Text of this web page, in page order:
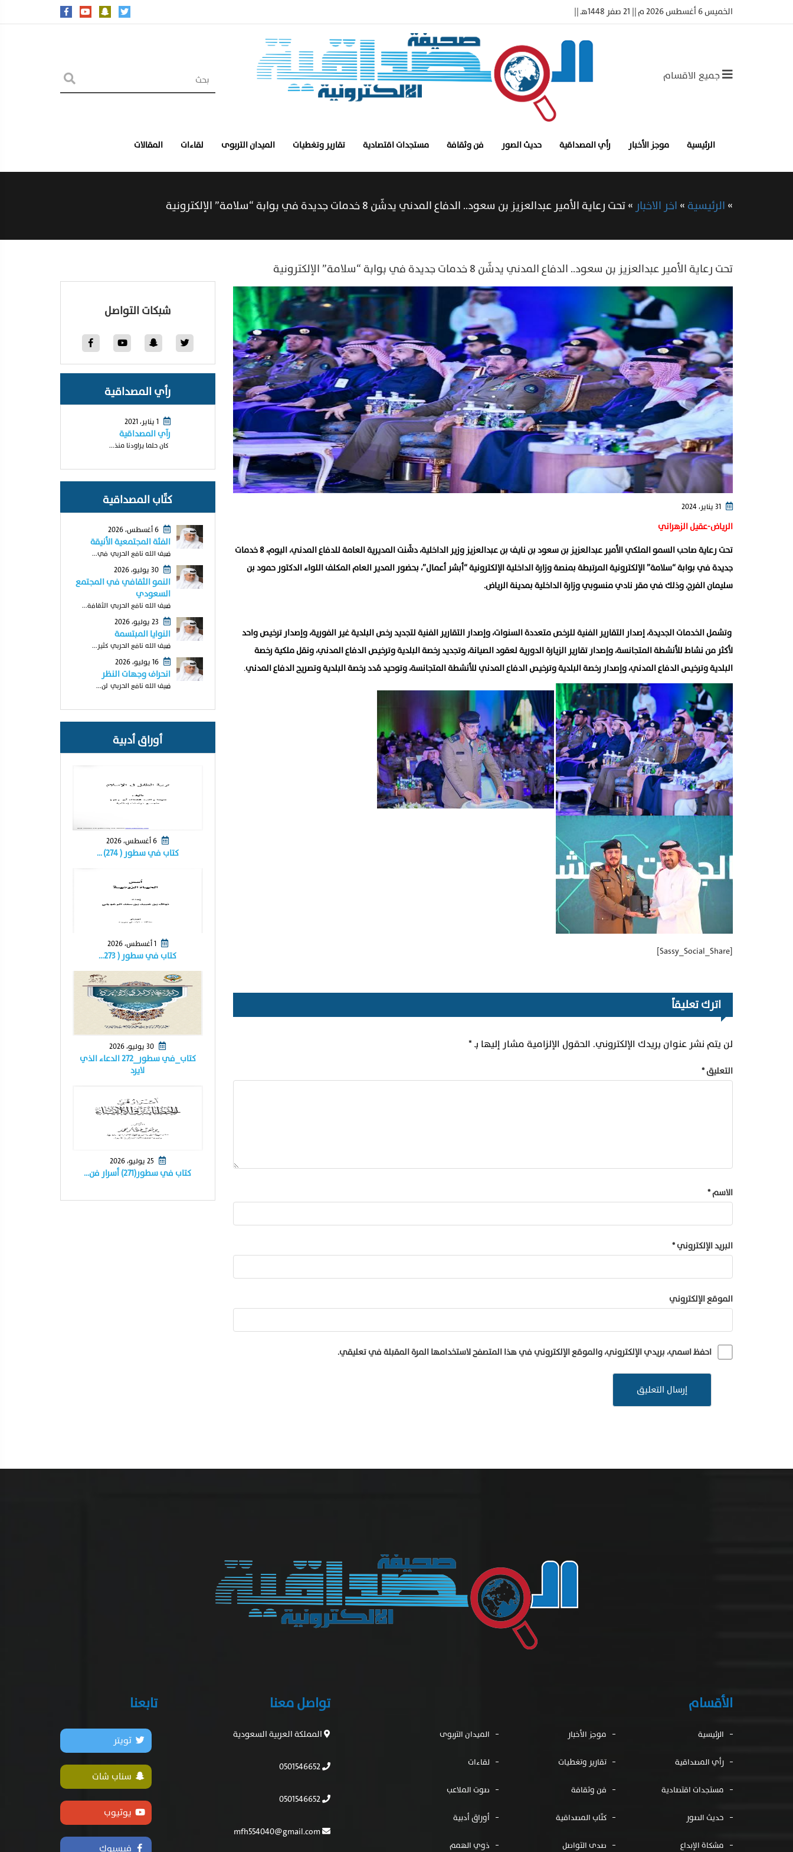
الخميس 6 أغسطس 2026 م || 21 صفر 1448هـ ||
جميع الاقسام
الرئيسية موجز الأخبار رأي المصداقية حديث الصور فن وثقافة مستجدات اقتصادية تقارير وتغطيات الميدان التربوى لقاءات المقالات
»الرئيسية»اخر الاخبار »تحت رعاية الأمير عبدالعزيز بن سعود.. الدفاع المدني يدشّن 8 خدمات جديدة في بوابة “سلامة” الإلكترونية
تحت رعاية الأمير عبدالعزيز بن سعود.. الدفاع المدني يدشّن 8 خدمات جديدة في بوابة “سلامة” الإلكترونية
الرياض-عقيل الزهراني
تحت رعاية صاحب السمو الملكي الأمير عبدالعزيز بن سعود بن نايف بن عبدالعزيز وزير الداخلية، دشّنت المديرية العامة للدفاع المدني، اليوم، 8 خدمات
جديدة في بوابة “سلامة” الإلكترونية المرتبطة بمنصة وزارة الداخلية الإلكترونية “أبشر أعمال”، بحضور المدير العام المكلف اللواء الدكتور حمود بن
سليمان الفرج، وذلك في مقر نادي منسوبي وزارة الداخلية بمدينة الرياض.
وتشمل الخدمات الجديدة، إصدار التقارير الفنية للرخص متعددة السنوات، وإصدار التقارير الفنية لتجديد رخص البلدية غير الفورية، وإصدار ترخيص واحد
لأكثر من نشاط للأنشطة المتجانسة، وإصدار تقارير الزيارة الدورية لعقود الصيانة، وتجديد رخصة البلدية وترخيص الدفاع المدني، ونقل ملكية رخصة
البلدية وترخيص الدفاع المدني، وإصدار رخصة البلدية وترخيص الدفاع المدني للأنشطة المتجانسة، وتوحيد مُدد رخصة البلدية وتصريح الدفاع المدني.
[Sassy_Social_Share]
اترك تعليقاً
لن يتم نشر عنوان بريدك الإلكتروني. الحقول الإلزامية مشار إليها بـ*
التعليق*
الاسم*
البريد الإلكتروني*
الموقع الإلكتروني
احفظ اسمي، بريدي الإلكتروني، والموقع الإلكتروني في هذا المتصفح لاستخدامها المرة المقبلة في تعليقي.
شبكات التواصل
رأي المصداقية
رآي المصداقية
كان حلما يراودنا منذ...
كتّاب المصداقية
الفئة المجتمعية الأنيقة
ضيف الله نافع الحربي في...
النمو الثقافي في المجتمع
السعودي
ضيف الله نافع الحربي الثقافة...
النوايا المبتسمة
ضيف الله نافع الحربي كثير...
انحراف وجهات النظر
ضيف الله نافع الحربي لن...
أوراق أدبية
كتاب في سطور ( ٢٧٤) …
1 أغسطس، 2026
كتاب في سطور ( ٢٧٣…
كتاب_في سطور_٢٧٢ الدعاء الذي
لايرد
كتاب في سطور(٢٧١) أسرار فن…
الأقسام
الرئيسية موجز الأخبار الميدان التربوى
رأي المصداقية تقارير وتغطيات لقاءات
مستجدات اقتصادية فن وثقافة صوت الملاعب
حديث الصور كتّاب المصداقية أوراق أدبية
مشكاة الإبداع صدى التواصل ذوي الهمم
تواصل معنا
المملكة العربية السعودية
0501546652
0501546652
mfh554040@gmail.com
تابعنا
تويتر
سناب شات
يوتيوب
فيسبوك